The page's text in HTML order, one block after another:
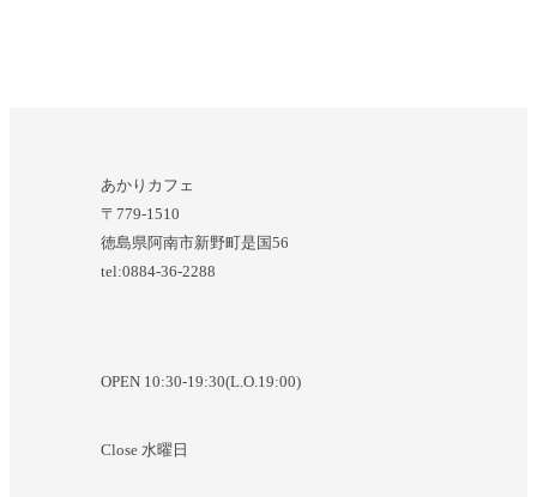
あかりカフェ
〒779-1510
徳島県阿南市新野町是国56
tel:0884-36-2288
OPEN 10:30-19:30(L.O.19:00)
Close 水曜日